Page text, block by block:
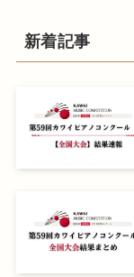
新着記事